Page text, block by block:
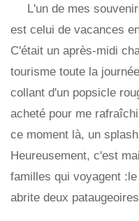
L'un de mes
est celui de vacances
C'était un après-midi
tourisme toute la
collant d'un popsicle
acheté pour me
ce moment là, un
Heureusement, c'est
familles qui voyagent
abrite deux